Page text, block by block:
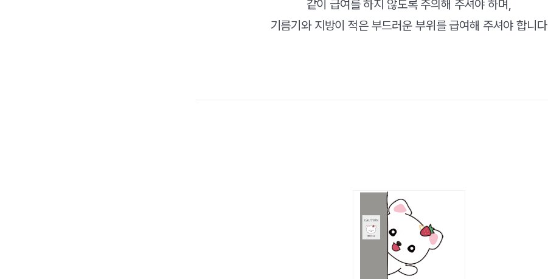
같이 급여를 하지 않도록 주의해 주셔야 하며,
기름기와 지방이 적은 부드러운 부위를 급여해 주셔야 합니다